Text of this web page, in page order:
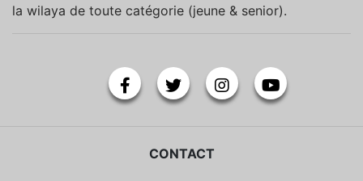
la wilaya de toute catégorie (jeune & senior).
CONTACT